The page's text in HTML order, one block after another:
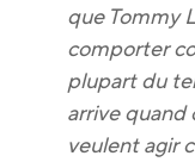
que Tommy
comporter
plupart du
arrive quand
veulent agir